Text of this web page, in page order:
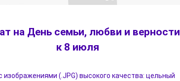
на День семьи, любви и верности
к 8 июля
изображениями (.JPG) высокого качества: цельный